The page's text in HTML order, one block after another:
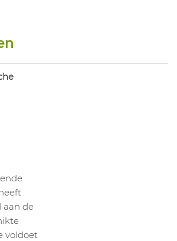
Signa Gilet Ronet L.m.
Signa Gilet Ronet L.m. XXL
aan de
voldoet